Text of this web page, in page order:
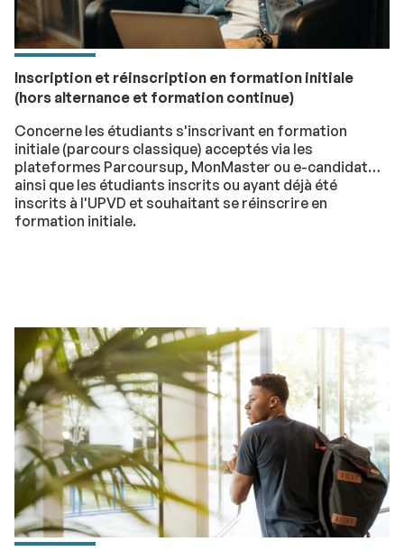
Inscription et réinscription en formation initiale
(hors alternance et formation continue)
Concerne les étudiants s'inscrivant en formation
initiale (parcours classique) acceptés via les
plateformes Parcoursup, MonMaster ou e-candidat
ainsi que les étudiants inscrits ou ayant déjà été
inscrits à l'UPVD et souhaitant se réinscrire en
formation initiale.